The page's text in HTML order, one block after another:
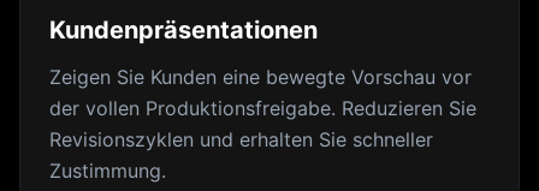
Kundenpräsentationen
Zeigen Sie Kunden eine bewegte Vorschau vor
der vollen Produktionsfreigabe. Reduzieren Sie
Revisionszyklen und erhalten Sie schneller
Zustimmung.